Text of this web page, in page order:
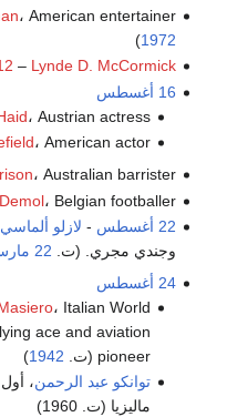
، American entertainer (ت.
1972
)
– Lynde D. McCormick
16 أغسطس
، Austrian actress (ت.
، American actor (ت.
، Australian barrister (ت.
، Belgian footballer (ت.
22 أغسطس
- لازلو ألماسي
وجندي مجري. (ت. 22 مارس
24 أغسطس
، Italian World
ace and aviation
pioneer (ت.
1942
)
توانكو عبد الرحمن،
ماليزيا (ت. 1960)